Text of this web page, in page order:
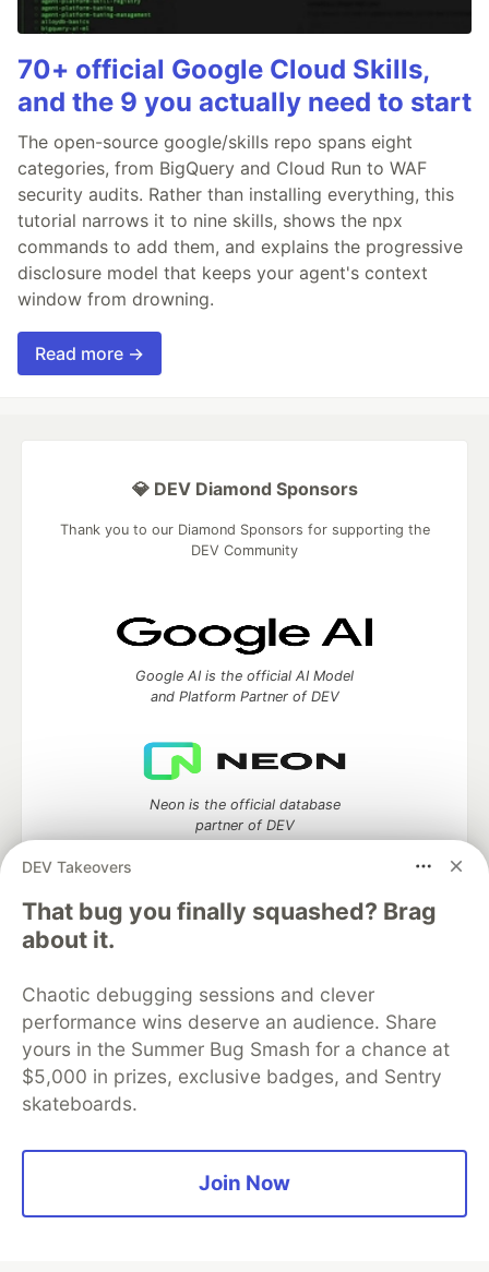
70+ official Google Cloud Skills,
and the 9 you actually need to start
The open-source google/skills repo spans eight
categories, from BigQuery and Cloud Run to WAF
security audits. Rather than installing everything, this
tutorial narrows it to nine skills, shows the npx
commands to add them, and explains the progressive
disclosure model that keeps your agent's context
window from drowning.
Read more →
DEV Takeovers
That bug you finally squashed? Brag
about it.
Chaotic debugging sessions and clever
performance wins deserve an audience. Share
yours in the Summer Bug Smash for a chance at
$5,000 in prizes, exclusive badges, and Sentry
skateboards.
Join Now
💎 DEV Diamond Sponsors
Thank you to our Diamond Sponsors for supporting the
DEV Community
Google AI is the official AI Model
and Platform Partner of DEV
Neon is the official database
partner of DEV
DEV Community— A space to discuss and keep up software
development and manage your software career
Home
Organization Accounts
DEV Showcase About
Contact
Free Postgres Database
Privacy Policy
Built onForem— theopen sourcesoftware that powersDEV